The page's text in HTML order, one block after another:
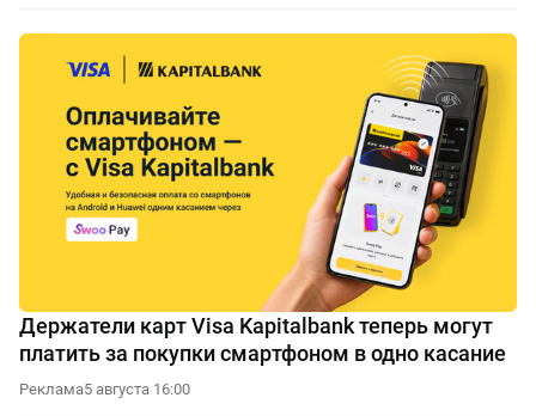
Держатели карт Visa Kapitalbank теперь могут
платить за покупки смартфоном в одно касание
Реклама5 августа 16:00